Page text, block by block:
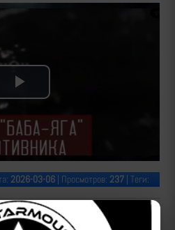
Play
Video
2026-03-06 | Просмотров: 237 | Теги:
за сегодня видео